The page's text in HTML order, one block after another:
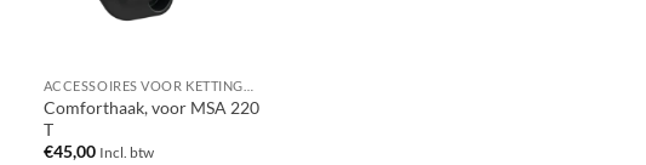
Comforthaak, voor MSA 220
T
€45,00 Incl. btw